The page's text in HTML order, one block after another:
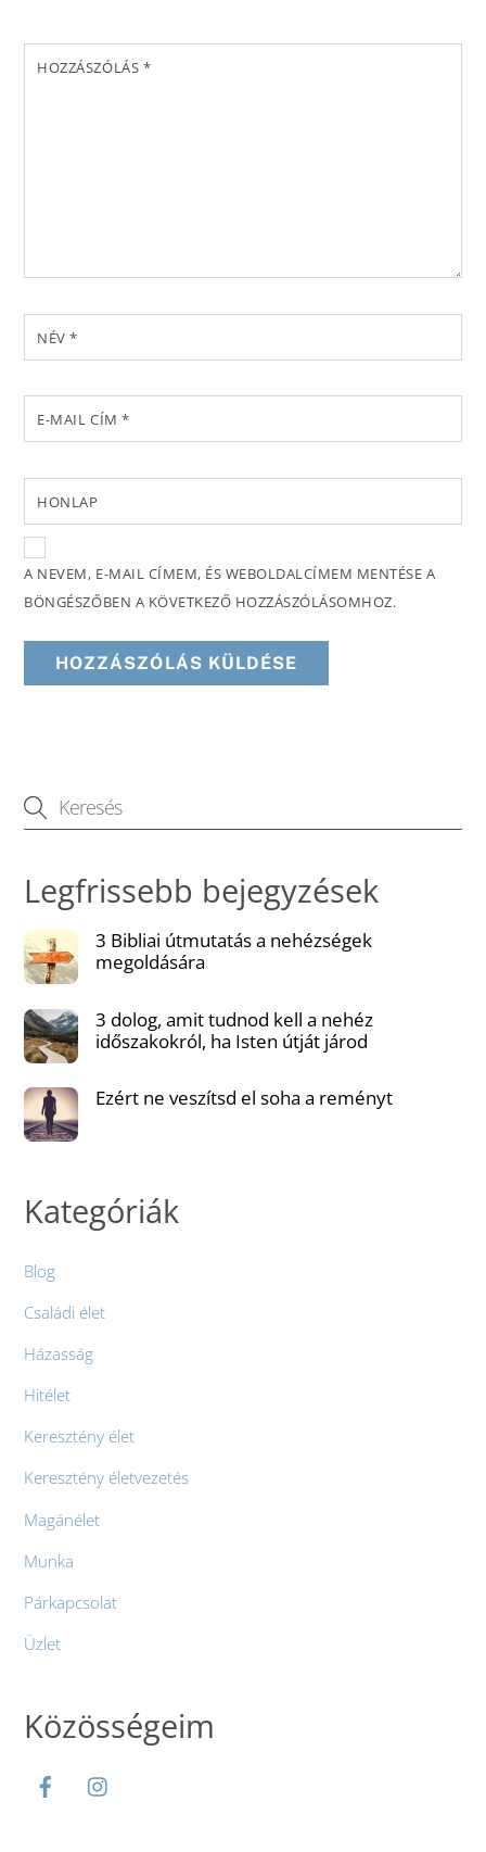
HOZZÁSZÓLÁS *
NÉV*
E-MAIL CÍM*
HONLAP
A NEVEM, E-MAIL CÍMEM, ÉS WEBOLDALCÍMEM MENTÉSE A
BÖNGÉSZŐBEN A KÖVETKEZŐ HOZZÁSZÓLÁSOMHOZ.
Legfrissebb bejegyzések
3 Bibliai útmutatás a nehézségek
megoldására
3 dolog, amit tudnod kell a nehéz
időszakokról, ha Isten útját járod
Ezért ne veszítsd el soha a reményt
Kategóriák
Blog
Családi élet
Házasság
Hitélet
Keresztény élet
Keresztény életvezetés
Magánélet
Munka
Párkapcsolat
Üzlet
Közösségeim